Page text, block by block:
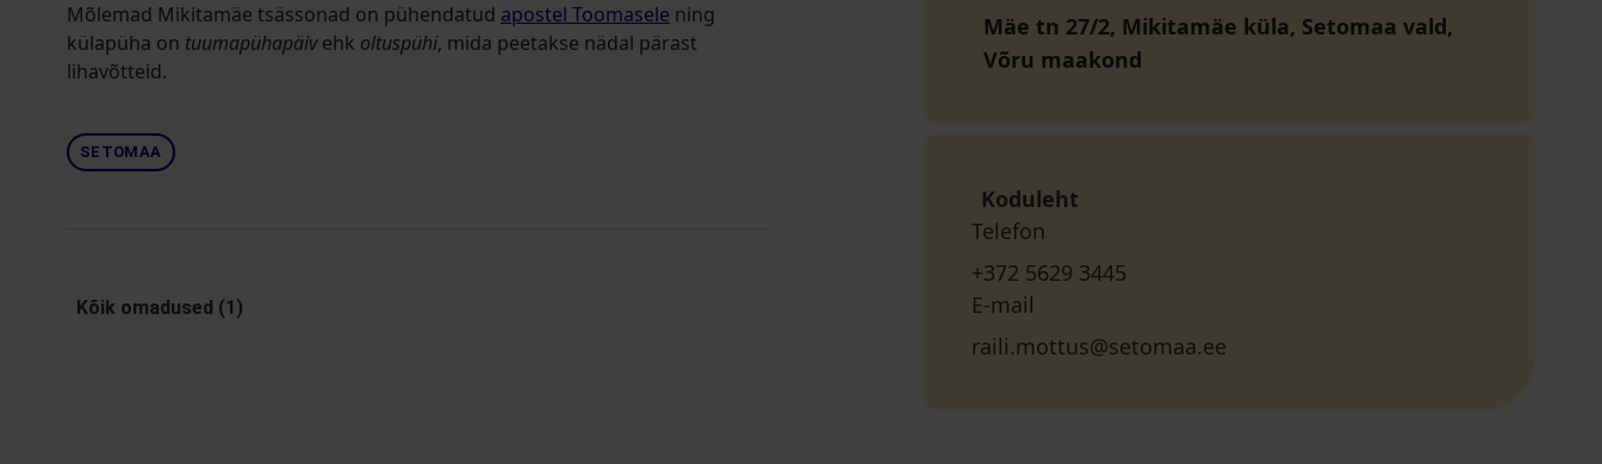
Mõlemad Mikitamäe tsässonad on pühendatud apostel Toomasele ning
külapüha on tuumapühapäivehk oltuspühi, mida peetakse nädal pärast
lihavõtteid.
SETOMAA
Kõik omadused (1)
Mäe tn 27/2, Mikitamäe küla, Setomaa vald,
Võru maakond
Koduleht
Telefon
+372 5629 3445
E-mail
raili.mottus@setomaa.ee